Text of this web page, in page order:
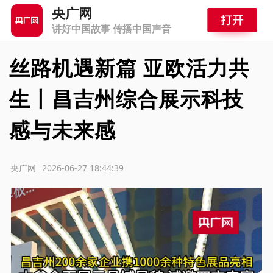
央广网
讲好中国故事 传播中国声音
丝路机遇新篇 亚欧活力共
生丨昌吉州综合展示科技
感与未来感
2026-06-27 18:44:39
央广网